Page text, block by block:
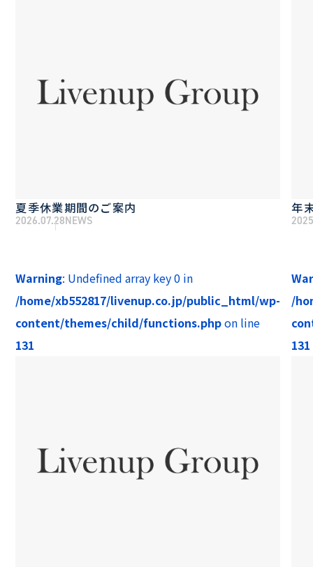
夏季休業期間のご案内
2026.07.28NEWS
年
Warning: Undefined array key 0 in
/home/xb552817/livenup.co.jp/public_html/wp-
content/themes/child/functions.phpon line
131
/
131